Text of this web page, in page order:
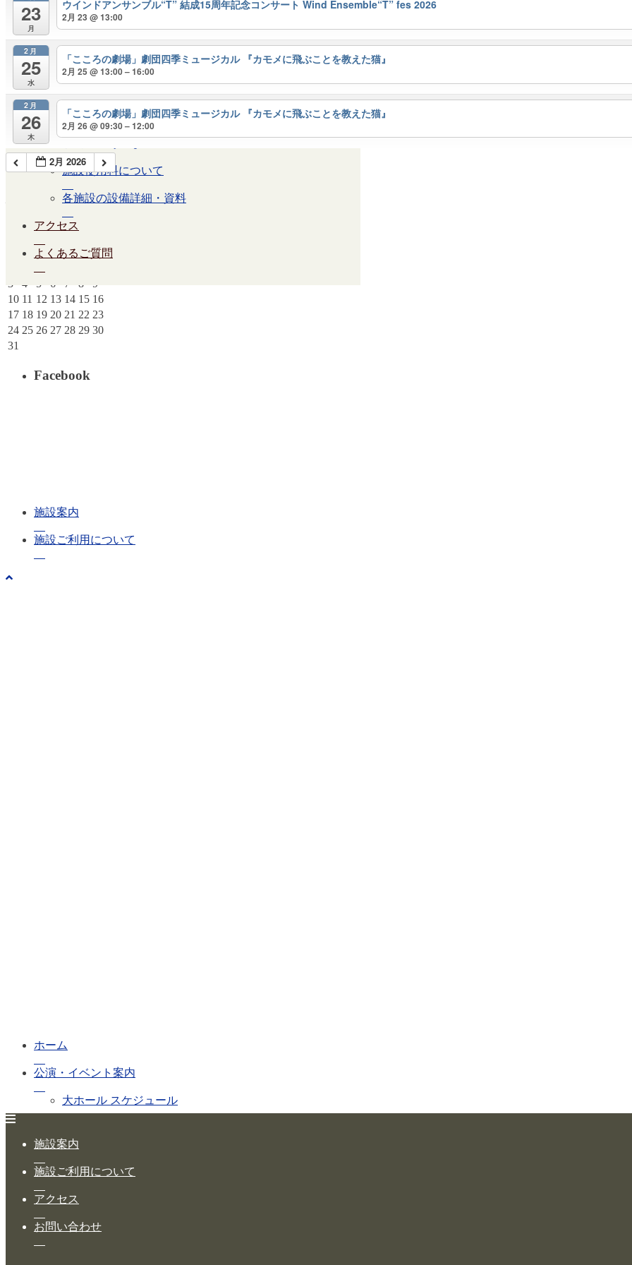
大会議室（小ホール）
中小会議室
展示ロビー
レストラン・カフェ
施設ご利用について
施設使用料について
各施設の設備詳細・資料
アクセス
よくあるご質問
23
月
ウインドアンサンブル“T” 結成15周年記念コンサート Wind Ensemble“T” fes 2026
2月 23 @ 13:00
2月
25
水
「こころの劇場」劇団四季ミュージカル 『カモメに飛ぶことを教えた猫』
2月 25 @ 13:00 – 16:00
2月
26
木
「こころの劇場」劇団四季ミュージカル 『カモメに飛ぶことを教えた猫』
2月 26 @ 09:30 – 12:00
2月 2026
休館日
火 水 木 金 土 日
3
4 5 6 7 8
9
10 11 12 13 14 15 16
17 18 19 20 21 22 23
24 25 26 27 28 29 30
31
Facebook
施設案内
施設ご利用について
施設案内
施設ご利用について
アクセス
お問い合わせ
ホーム
公演・イベント案内
大ホール スケジュール